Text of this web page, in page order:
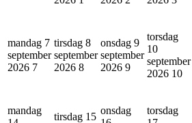
mandag 7
september
2026 7
tirsdag 8
september
2026 8
onsdag 9
september
2026 9
torsdag
10
september
2026 10
mandag
tirsdag 15
onsdag
torsdag